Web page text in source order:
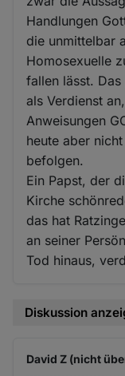
Handlungen
die unmittelbar
Homosexuelle
fallen lässt. Das
als Verdienst
Anweisungen
heute aber
befolgen.
Ein Papst, der
Kirche
das hat
an seiner
Tod hinaus,
Diskussion
David Z (nicht